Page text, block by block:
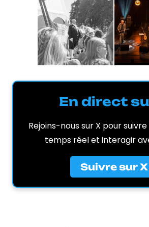
En direct
Rejoins-nous sur X pour
temps réel et interagir
Suivre sur X